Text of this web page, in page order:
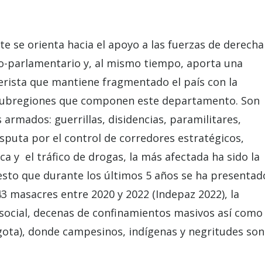
se orienta hacia el apoyo a las fuerzas de derecha
parlamentario y, al mismo tiempo, aporta una
que mantiene fragmentado el país con la
que componen este departamento. Son
guerrillas, disidencias, paramilitares,
por el control de corredores estratégicos,
y el tráfico de drogas, la más afectada ha sido la
que durante los últimos 5 años se ha
masacres entre 2020 y 2022 (Indepaz 2022), la
decenas de confinamientos masivos así como
donde campesinos, indígenas y negritudes son